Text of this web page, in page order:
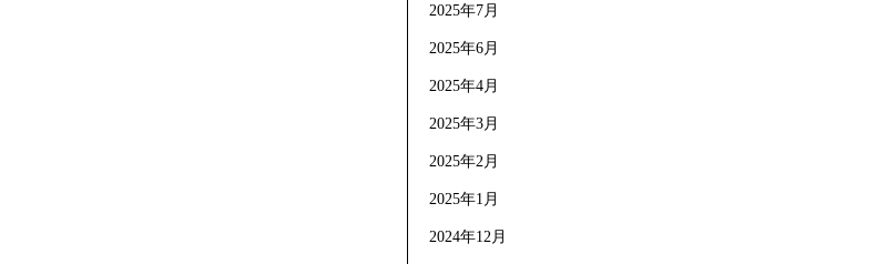
2025年7月
2025年6月
2025年4月
2025年3月
2025年2月
2025年1月
2024年12月